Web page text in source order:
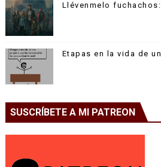
Llévenmelo
Etapas en la vida de
SUSCRÍBETE A MI PATREON